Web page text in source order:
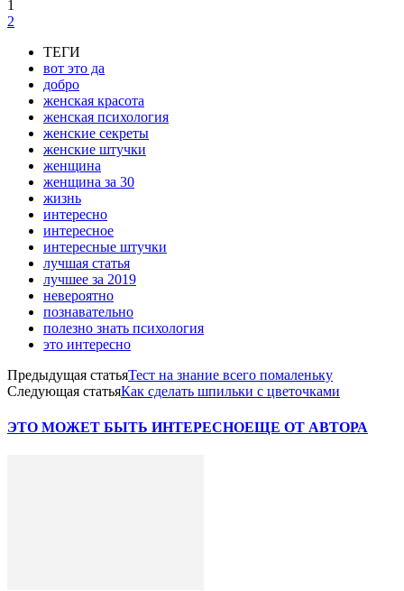
1
2
ТЕГИ
вот это да
добро
женская красота
женская психология
женские секреты
женские штучки
женщина
женщина за 30
жизнь
интересно
интересное
интересные штучки
лучшая статья
лучшее за 2019
невероятно
познавательно
полезно знать психология
это интересно
Предыдущая статьяТест на знание всего помаленьку
Следующая статьяКак сделать шпильки с цветочками
ЭТО МОЖЕТ БЫТЬ ИНТЕРЕСНОЕЩЕ ОТ АВТОРА